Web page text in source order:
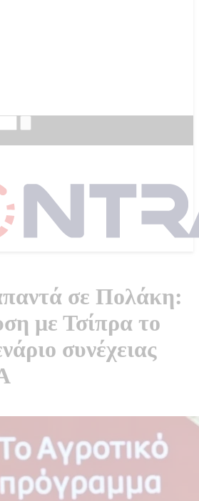
σε Πολάκη:
με Τσίπρα το
συνέχειας